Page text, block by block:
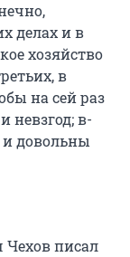
делах и в
хозяйство
в
на сей раз
невзгод; в-
довольны
Чехов писал